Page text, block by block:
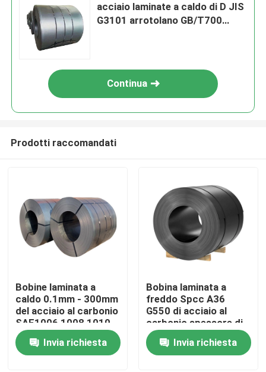
Prodotti
Circa noi
acciaio laminate a caldo di D JIS
G3101 arrotolano GB/T700
Continua
Prodotti raccomandati
Bobine laminata a
caldo 0.1mm - 300mm
del acciaio al carbonio
SAE1006 1008 1010
Invia richiesta
Bobina laminata a
freddo Spcc A36
G550 di acciaio al
carbonio spessore di
300mm - di 0.1mm
Invia richiesta